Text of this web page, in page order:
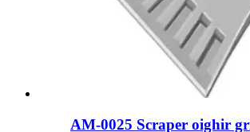
AM-0025 Scraper oighir